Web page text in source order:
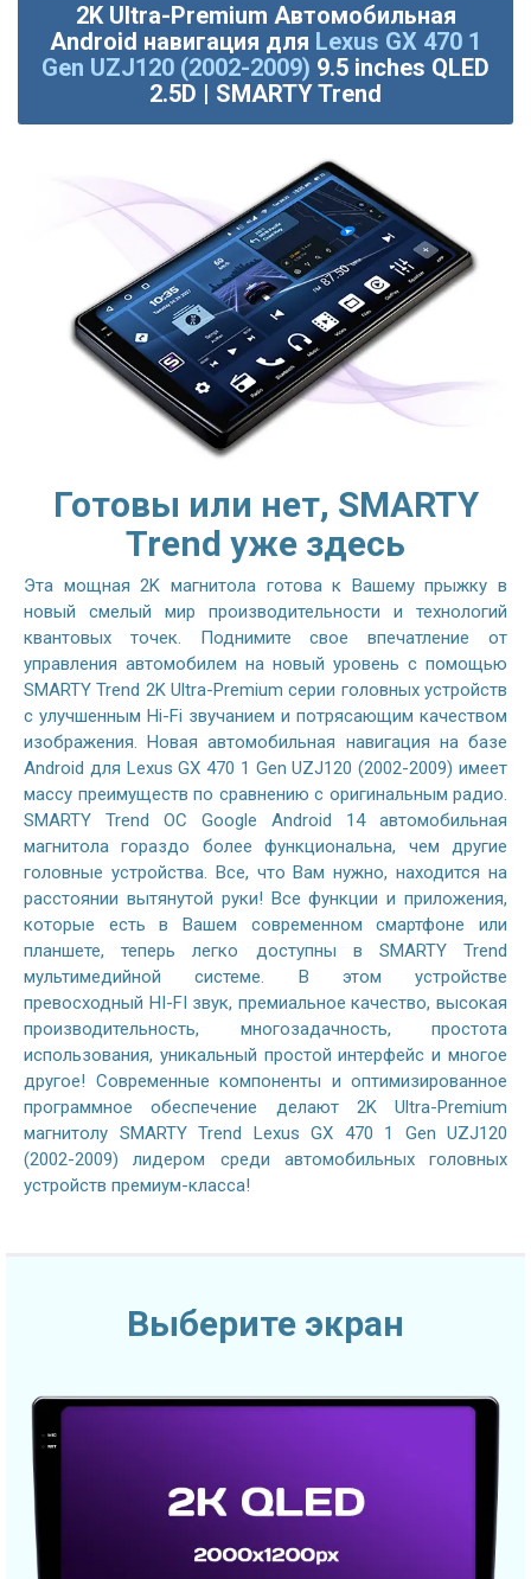
2K Ultra-Premium Автомобильная
Android навигация для Lexus GX 470 1
Gen UZJ120 (2002-2009) 9.5 inches QLED
2.5D | SMARTY Trend
Готовы или нет, SMARTY
Trend уже здесь
Эта мощная 2K магнитола готова к Вашему прыжку в
новый смелый мир производительности и технологий
квантовых точек. Поднимите свое впечатление от
управления автомобилем на новый уровень с помощью
SMARTY Trend 2K Ultra-Premium серии головных устройств
с улучшенным Hi-Fi звучанием и потрясающим качеством
изображения. Новая автомобильная навигация на базе
Android для Lexus GX 470 1 Gen UZJ120 (2002-2009) имеет
массу преимуществ по сравнению с оригинальным радио.
SMARTY Trend ОС Google Android 14 автомобильная
магнитола гораздо более функциональна, чем другие
головные устройства. Все, что Вам нужно, находится на
расстоянии вытянутой руки! Все функции и приложения,
которые есть в Вашем современном смартфоне или
планшете, теперь легко доступны в SMARTY Trend
мультимедийной системе. В этом устройстве
превосходный HI-FI звук, премиальное качество, высокая
производительность, многозадачность, простота
использования, уникальный простой интерфейс и многое
другое! Современные компоненты и оптимизированное
программное обеспечение делают 2K Ultra-Premium
магнитолу SMARTY Trend Lexus GX 470 1 Gen UZJ120
(2002-2009) лидером среди автомобильных головных
устройств премиум-класса!
Выберите экран